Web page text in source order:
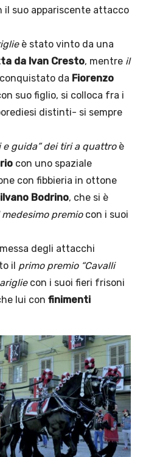
il suo appariscente attacco
è stato vinto da una
da Ivan Cresto, mentre il
da Fiorenzo
suo figlio, si colloca fra i
distinti- si sempre
guida” dei tiri a quattroè
con uno spaziale
con fibbieria in ottone
Bodrino, che si è
premiocon i suoi
degli attacchi
il primo premio “Cavalli
con i suoi fieri frisoni
lui con finimenti